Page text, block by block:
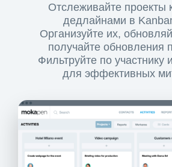
Отслеживайте проекты
дедлайнами в
Организуйте их,
получайте обновления
Фильтруйте по участнику
для эффективных